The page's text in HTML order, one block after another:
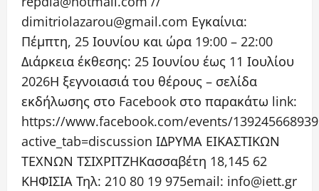
dimitriolazarou@gmail.com Εγκαίνια:
Πέμπτη, 25 Ιουνίου και ώρα 19:00 – 22:00
Διάρκεια έκθεσης: 25 Ιουνίου έως 11 Ιουλίου
2026Η ξεγνοιασιά του θέρους – σελίδα
εκδήλωσης στο Facebook στο παρακάτω link:
https://www.facebook.com/events/
active_tab=discussion ΙΔΡΥΜΑ ΕΙΚΑΣΤΙΚΩΝ
ΤΕΧΝΩΝ ΤΣΙΧΡΙΤΖΗΚασσαβέτη 18,145 62
ΚΗΦΙΣΙΑ Τηλ: 210 80 19 975email: info@iett.gr